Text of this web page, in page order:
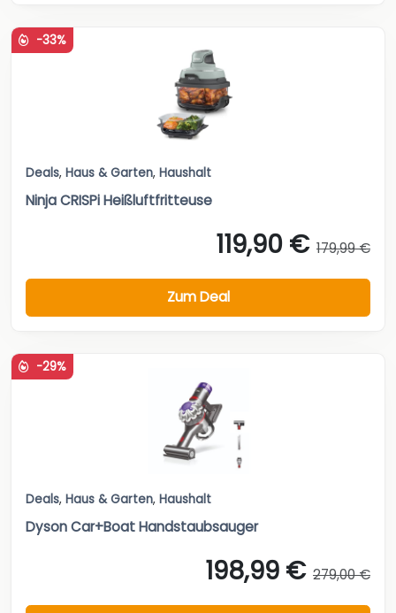
-33%
Deals, Haus & Garten, Haushalt
Ninja CRISPi Heißluftfritteuse
119,90 € 179,99 €
Zum Deal
-29%
Deals, Haus & Garten, Haushalt
Dyson Car+Boat Handstaubsauger
198,99 € 279,00 €